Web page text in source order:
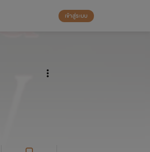
เข้าสู่ระบบ